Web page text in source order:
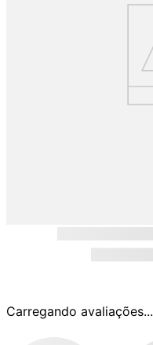
Carregando avaliações...